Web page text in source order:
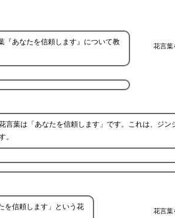
花言葉
『あなたを信頼します』について教
葉は「あなたを信頼します」です。これは、ジン
。
花言葉
を信頼します」という花